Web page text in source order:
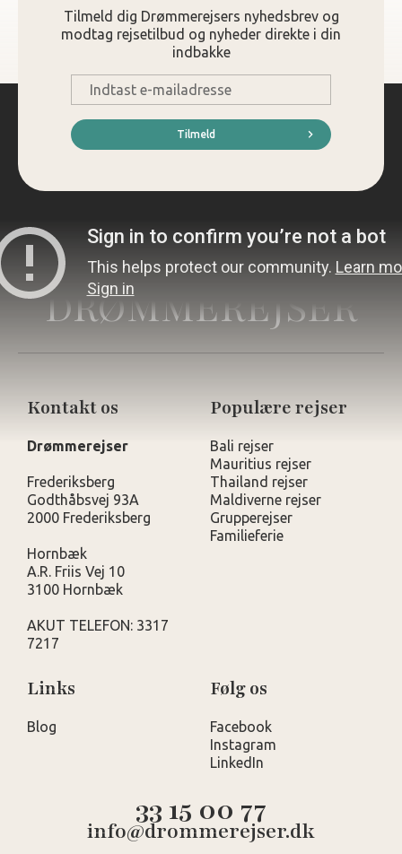
Tilmeld dig Drømmerejsers nyhedsbrev og
modtag rejsetilbud og nyheder direkte i din
indbakke
mail
*
Tilmeld
DRØMMEREJSER
Kontakt os
Drømmerejser
Frederiksberg
Godthåbsvej 93A
2000 Frederiksberg
Hornbæk
A.R. Friis Vej 10
3100 Hornbæk
AKUT TELEFON: 3317
7217
Populære rejser
Bali rejser
Mauritius rejser
Thailand rejser
Maldiverne rejser
Grupperejser
Familieferie
Links
Blog
Følg os
Facebook
Instagram
LinkedIn
33 15 00 77
info@drommerejser.dk